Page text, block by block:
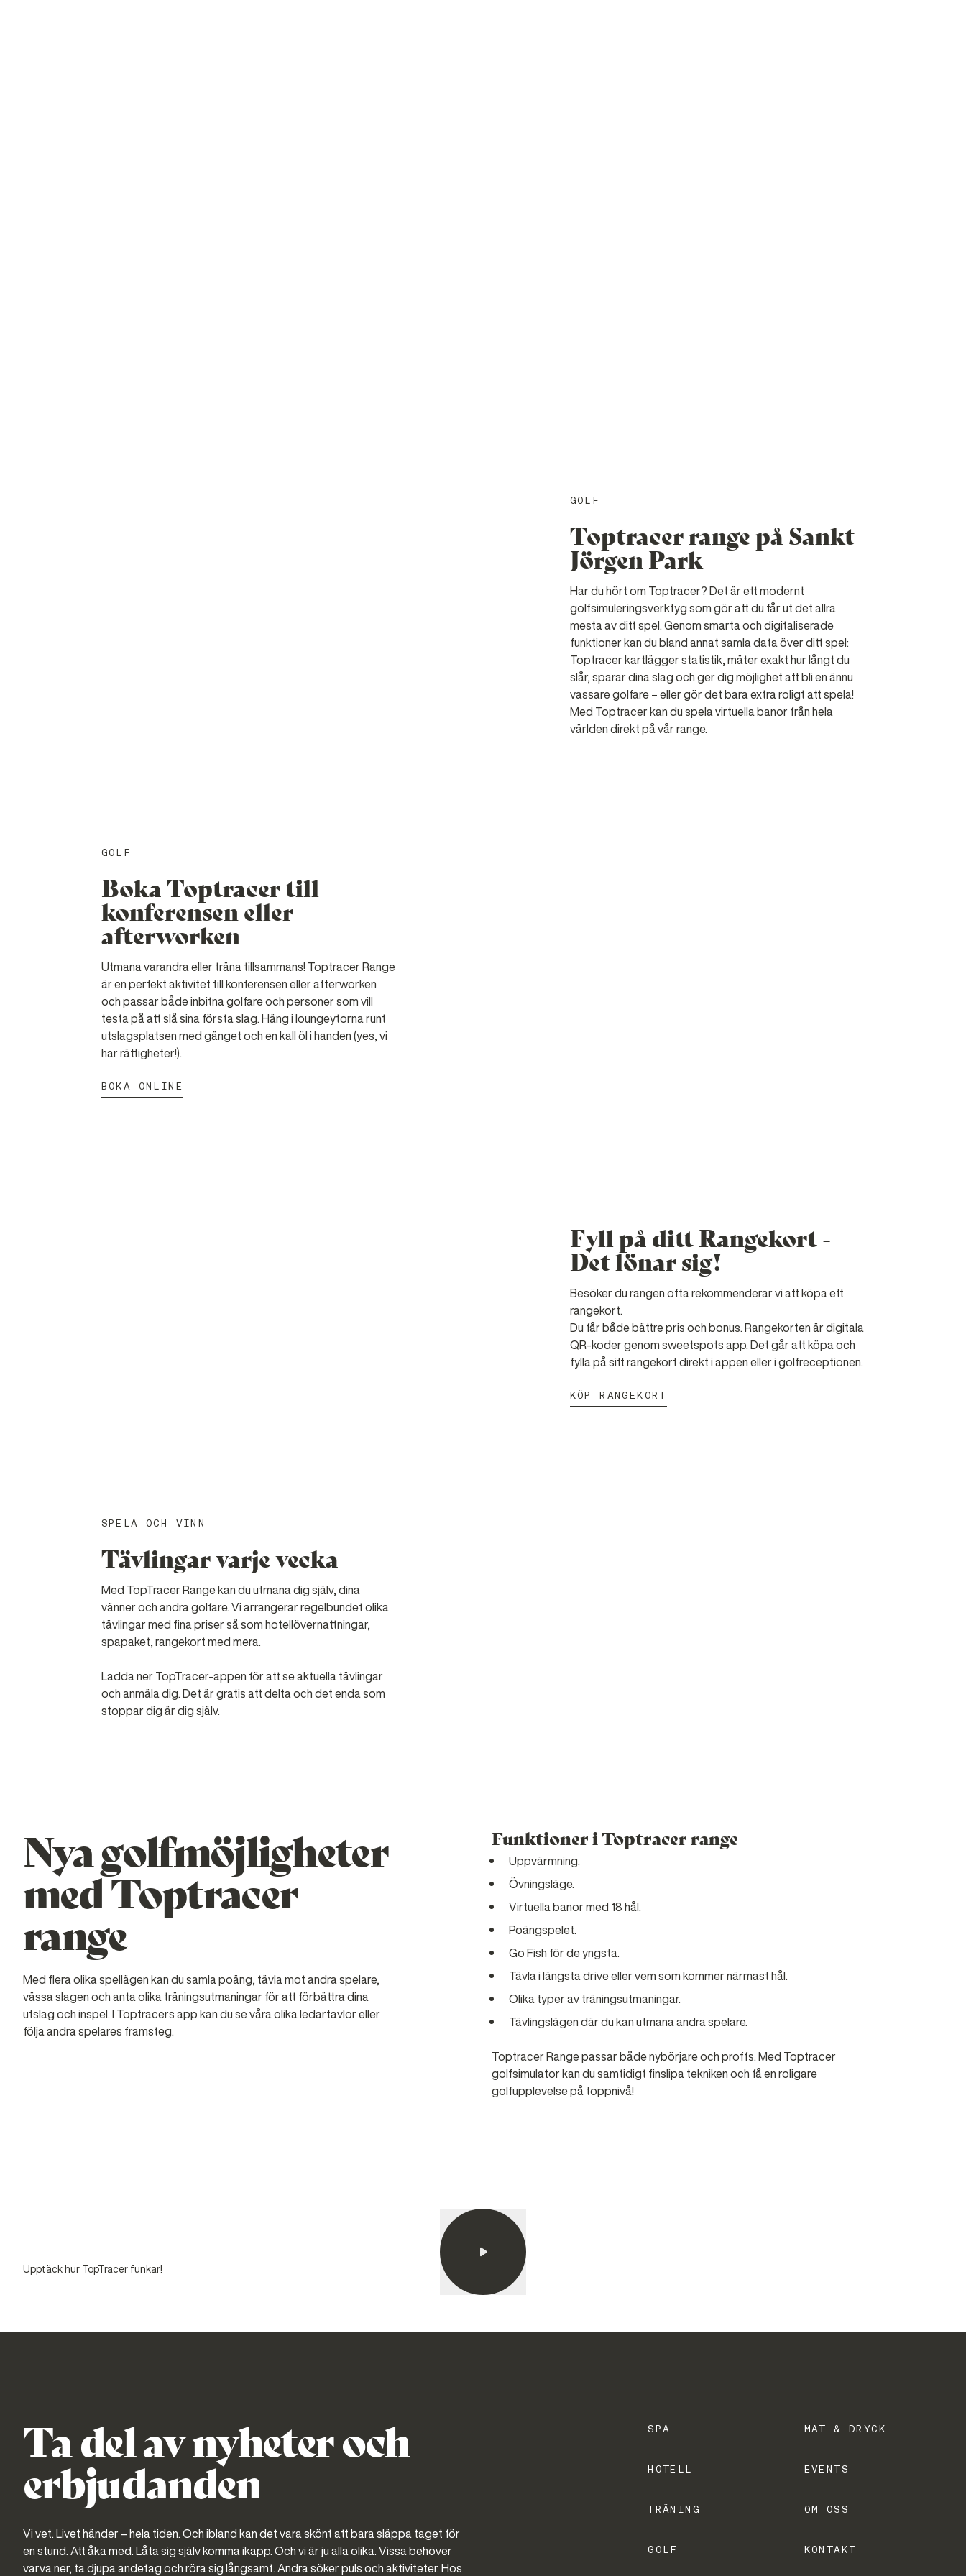
GOLF
Toptracer range på Sankt
Jörgen Park
Har du hört om Toptracer? Det är ett modernt
golfsimuleringsverktyg som gör att du får ut det allra
mesta av ditt spel. Genom smarta och digitaliserade
funktioner kan du bland annat samla data över ditt spel:
Toptracer kartlägger statistik, mäter exakt hur långt du
slår, sparar dina slag och ger dig möjlighet att bli en ännu
vassare golfare – eller gör det bara extra roligt att spela!
Med Toptracer kan du spela virtuella banor från hela
GOLF
Boka Toptracer till
konferensen eller
afterworken
Utmana varandra eller träna tillsammans! Toptracer Range
är en perfekt aktivitet till konferensen eller afterworken
och passar både inbitna golfare och personer som vill
testa på att slå sina första slag. Häng i loungeytorna runt
utslagsplatsen med gänget och en kall öl i handen (yes, vi
BOKA ONLINE
Fyll på ditt Rangekort -
Det lönar sig!
Besöker du rangen ofta rekommenderar vi att köpa ett
rangekort.
Du får både bättre pris och bonus. Rangekorten är digitala
QR-koder genom sweetspots app. Det går att köpa och
fylla på sitt rangekort direkt i appen eller i golfreceptionen.
KÖP RANGEKORT
SPELA OCH VINN
Tävlingar varje vecka
Med TopTracer Range kan du utmana dig själv, dina
vänner och andra golfare. Vi arrangerar regelbundet olika
tävlingar med fina priser så som hotellövernattningar,
spapaket, rangekort med mera.
Ladda ner TopTracer-appen för att se aktuella tävlingar
och anmäla dig. Det är gratis att delta och det enda som
stoppar dig är dig själv.
Nya golfmöjligheter
med Toptracer
range
Med flera olika spellägen kan du samla poäng, tävla mot andra spelare,
vässa slagen och anta olika träningsutmaningar för att förbättra dina
utslag och inspel. I Toptracers app kan du se våra olika ledartavlor eller
följa andra spelares framsteg.
Funktioner i Toptracer range
Uppvärmning.
Övningsläge.
Virtuella banor med 18 hål.
Poängspelet.
Go Fish för de yngsta.
Tävla i längsta drive eller vem som kommer närmast hål.
Olika typer av träningsutmaningar.
Tävlingslägen där du kan utmana andra spelare.
Toptracer Range passar både nybörjare och proffs. Med Toptracer
golfsimulator kan du samtidigt finslipa tekniken och få en roligare
golfupplevelse på toppnivå!
Upptäck hur TopTracer funkar!
Ta del av nyheter och
erbjudanden
Vi vet. Livet händer – hela tiden. Och ibland kan det vara skönt att bara släppa taget för
en stund. Att åka med. Låta sig själv komma ikapp. Och vi är ju alla olika. Vissa behöver
varva ner, ta djupa andetag och röra sig långsamt. Andra söker puls och aktiviteter. Hos
SPA
HOTELL
TRÄNING
GOLF
MAT & DRYCK
EVENTS
OM OSS
KONTAKT